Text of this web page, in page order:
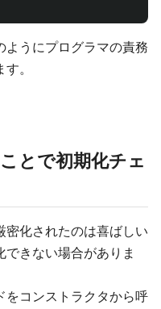
ようにプログラマの責務
。
とで初期化チェ
密化されたのは喜ばしい
きない場合がありま
をコンストラクタから呼